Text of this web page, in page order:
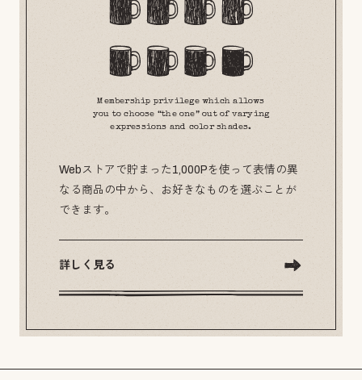
Membership privilege which allows
you to choose “the one” out of varying
expressions and color shades.
Webストアで貯まった1,000Pを使って表情の異
なる商品の中から、お好きなものを選ぶことが
できます。
詳しく見る